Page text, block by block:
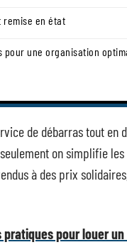
remise en état
pour une organisation
de débarras tout
on simplifie
à des prix
pratiques pour louer